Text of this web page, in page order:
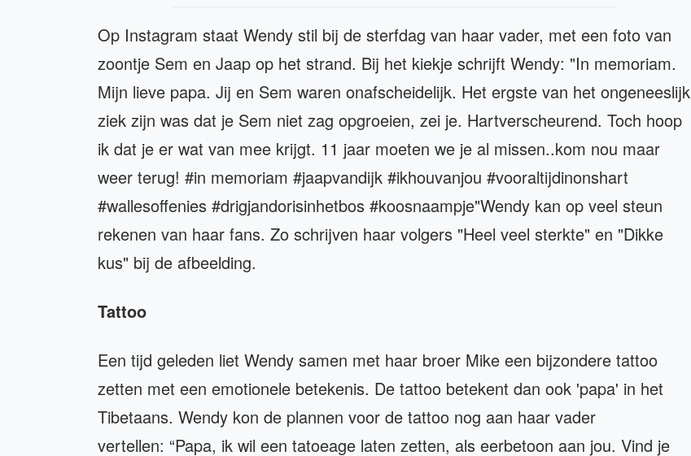
Op Instagram staat Wendy stil bij de sterfdag van haar vader, met een foto van
zoontje Sem en Jaap op het strand. Bij het kiekje schrijft Wendy: "In memoriam.
Mijn lieve papa. Jij en Sem waren onafscheidelijk. Het ergste van het ongeneeslijk
ziek zijn was dat je Sem niet zag opgroeien, zei je. Hartverscheurend. Toch hoop
ik dat je er wat van mee krijgt. 11 jaar moeten we je al missen..kom nou maar
weer terug! #in memoriam #jaapvandijk #ikhouvanjou #vooraltijdinonshart
#wallesoffenies #drigjandorisinhetbos #koosnaampje"Wendy kan op veel steun
rekenen van haar fans. Zo schrijven haar volgers "Heel veel sterkte" en "Dikke
kus" bij de afbeelding.
Tattoo
Een tijd geleden liet Wendy samen met haar broer Mike een bijzondere tattoo
zetten met een emotionele betekenis. De tattoo betekent dan ook 'papa' in het
Tibetaans. Wendy kon de plannen voor de tattoo nog aan haar vader
vertellen: “Papa, ik wil een tatoeage laten zetten, als eerbetoon aan jou. Vind je